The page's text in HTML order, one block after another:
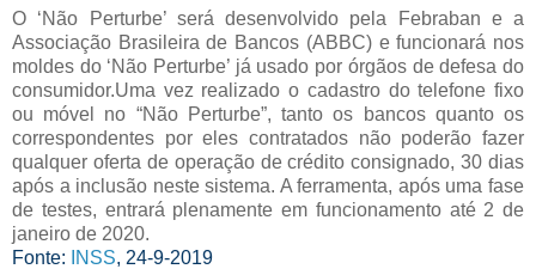
O ‘Não Perturbe’ será desenvolvido pela Febraban e a
Associação Brasileira de Bancos (ABBC) e funcionará nos
moldes do ‘Não Perturbe’ já usado por órgãos de defesa do
consumidor.Uma vez realizado o cadastro do telefone fixo
ou móvel no “Não Perturbe”, tanto os bancos quanto os
correspondentes por eles contratados não poderão fazer
qualquer oferta de operação de crédito consignado, 30 dias
após a inclusão neste sistema. A ferramenta, após uma fase
de testes, entrará plenamente em funcionamento até 2 de
janeiro de 2020.
Fonte:
INSS, 24-9-2019